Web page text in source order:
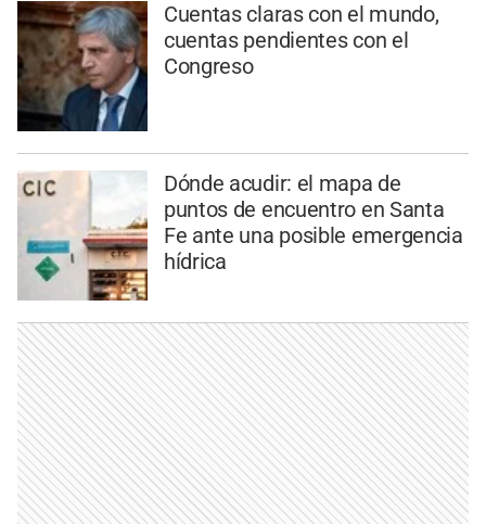
Cuentas claras con el mundo,
cuentas pendientes con el
Congreso
Dónde acudir: el mapa de
puntos de encuentro en Santa
Fe ante una posible emergencia
hídrica